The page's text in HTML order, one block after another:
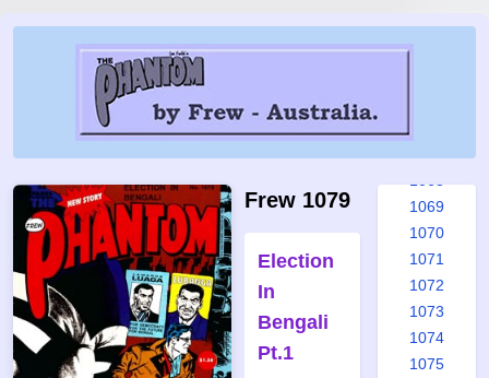
Frew 1079
Election
In
Bengali
Pt.1
1062
1063
1069
1070
1071
1072
1073
1074
1075